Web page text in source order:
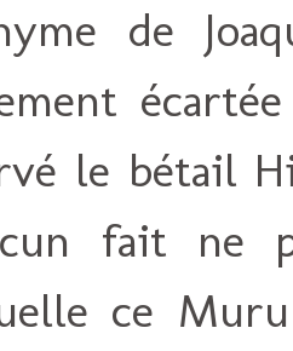
de
le bétail
fait ne
ce